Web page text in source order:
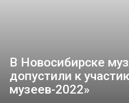
В Новосибирске
допустили к
музеев-2022»